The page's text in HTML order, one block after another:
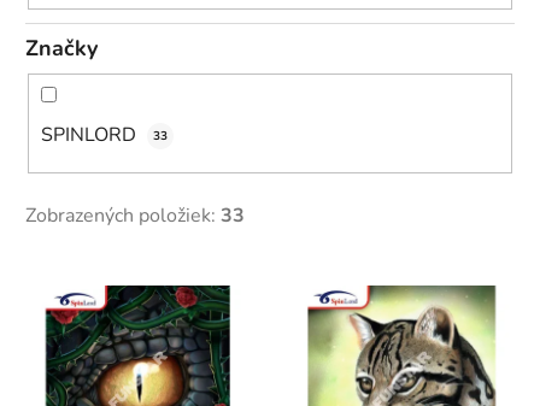
oZnačky
SPINLORD 33
Zobrazených položiek: 33